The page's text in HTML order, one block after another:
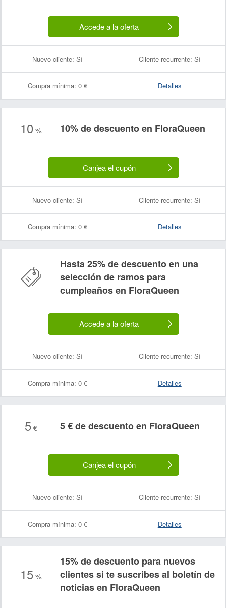
Accede a la oferta
Nuevo cliente: Sí Cliente recurrente: Sí
Compra mínima: 0 € Detalles
10 % 10% de descuento en FloraQueen
Canjea el cupón
Nuevo cliente: Sí Cliente recurrente: Sí
Compra mínima: 0 € Detalles
Hasta 25% de descuento en una
selección de ramos para
cumpleaños en FloraQueen
Accede a la oferta
Nuevo cliente: Sí Cliente recurrente: Sí
Compra mínima: 0 € Detalles
5 € 5 € de descuento en FloraQueen
Canjea el cupón
Nuevo cliente: Sí Cliente recurrente: Sí
Compra mínima: 0 € Detalles
15 %
15% de descuento para nuevos
clientes si te suscribes al boletín de
noticias en FloraQueen